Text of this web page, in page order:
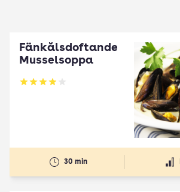
Fänkålsdoftande
Musselsoppa
Betyg: 3.94 av 5
30 min